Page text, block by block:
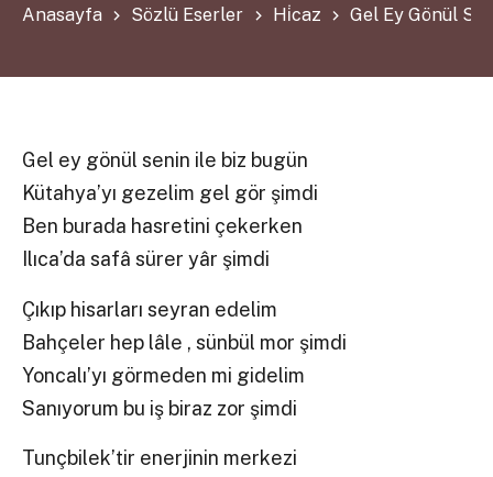
Anasayfa Sözlü Eserler Hi̇caz Gel Ey Gönül
Gel ey gönül senin ile biz bugün
Kütahya’yı gezelim gel gör şimdi
Ben burada hasretini çekerken
Ilıca’da safâ sürer yâr şimdi
Çıkıp hisarları seyran edelim
Bahçeler hep lâle , sünbül mor şimdi
Yoncalı’yı görmeden mi gidelim
Sanıyorum bu iş biraz zor şimdi
Tunçbilek’tir enerjinin merkezi